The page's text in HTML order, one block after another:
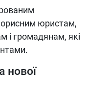
юристам,
і громадянам, які
нової